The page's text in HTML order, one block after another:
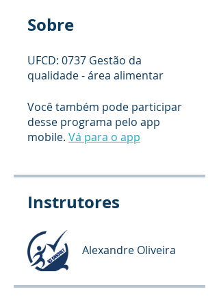
Sobre
UFCD: 0737 Gestão da
qualidade - área alimentar
Você também pode participar
desse programa pelo app
mobile. Vá para o app
Instrutores
Alexandre Oliveira